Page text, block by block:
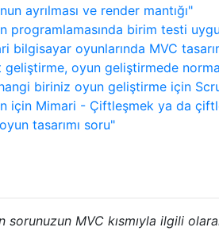
ayrılması ve render mantığı"
programlamasında birim testi
bilgisayar oyunlarında MVC
geliştirme, oyun geliştirmede
biriniz oyun geliştirme için
için Mimari - Çiftleşmek ya da
tasarımı soru"
sorunuzun MVC kısmıyla ilgili